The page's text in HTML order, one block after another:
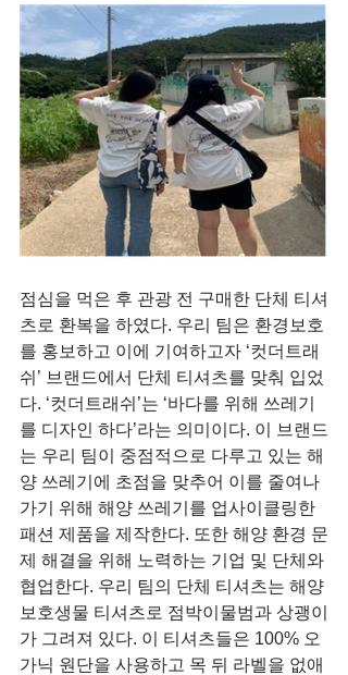
점심을 먹은 후 관광 전 구매한 단체 티셔
츠로 환복을 하였다. 우리 팀은 환경보호
를 홍보하고 이에 기여하고자 ‘컷더트래
쉬’ 브랜드에서 단체 티셔츠를 맞춰 입었
다. ‘컷더트래쉬’는 ‘바다를 위해 쓰레기
를 디자인 하다’라는 의미이다. 이 브랜드
는 우리 팀이 중점적으로 다루고 있는 해
양 쓰레기에 초점을 맞추어 이를 줄여나
가기 위해 해양 쓰레기를 업사이클링한
패션 제품을 제작한다. 또한 해양 환경 문
제 해결을 위해 노력하는 기업 및 단체와
협업한다. 우리 팀의 단체 티셔츠는 해양
보호생물 티셔츠로 점박이물범과 상괭이
가 그려져 있다. 이 티셔츠들은 100% 오
가닉 원단을 사용하고 목 뒤 라벨을 없애